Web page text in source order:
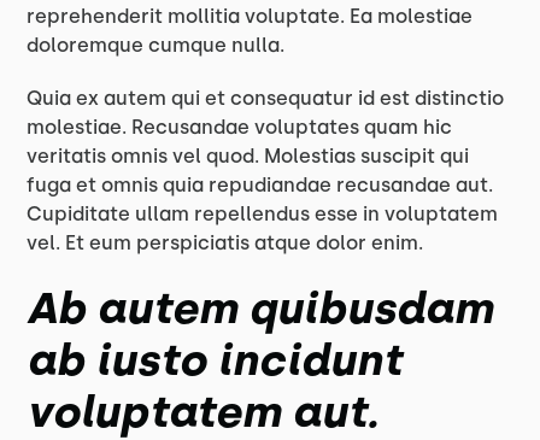
reprehenderit mollitia voluptate. Ea molestiae
doloremque cumque nulla.
Quia ex autem qui et consequatur id est distinctio
molestiae. Recusandae voluptates quam hic
veritatis omnis vel quod. Molestias suscipit qui
fuga et omnis quia repudiandae recusandae aut.
Cupiditate ullam repellendus esse in voluptatem
vel. Et eum perspiciatis atque dolor enim.
Ab autem quibusdam
ab iusto incidunt
voluptatem aut.